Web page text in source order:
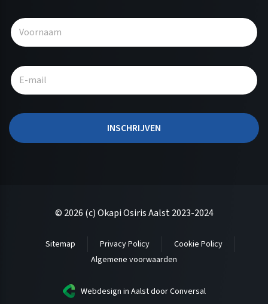
INSCHRIJVEN
l
r
t
© 2026 (c) Okapi Osiris Aalst 2023-2024
Sitemap Privacy Policy
Cookie Policy
Algemene voorwaarden
Webdesign in Aalstdoor Conversal